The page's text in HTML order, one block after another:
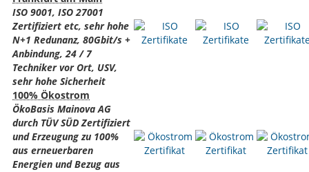
ISO 9001, ISO 27001
Zertifiziert etc, sehr hohe
N+1 Redunanz, 80Gbit/s +
Anbindung, 24 / 7
Techniker vor Ort, USV,
sehr hohe Sicherheit
100% Ökostrom
ÖkoBasis Mainova AG
durch TÜV SÜD Zertifiziert
und Erzeugung zu 100%
aus erneuerbaren
Energien und Bezug aus